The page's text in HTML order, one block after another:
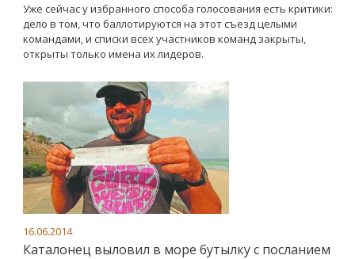
Уже сейчас у избранного способа голосования есть критики:
дело в том, что баллотируются на этот съезд целыми
командами, и списки всех участников команд закрыты,
открыты только имена их лидеров.
16.06.2014
Каталонец выловил в море бутылку с посланием